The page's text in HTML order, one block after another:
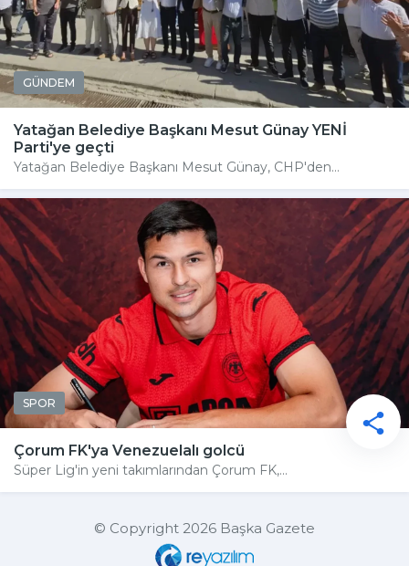
GÜNDEM
Yatağan Belediye Başkanı Mesut Günay YENİ
Parti'ye geçti
Yatağan Belediye Başkanı Mesut Günay, CHP'den...
SPOR
Çorum FK'ya Venezuelalı golcü
Süper Lig'in yeni takımlarından Çorum FK,...
© Copyright 2026 Başka Gazete